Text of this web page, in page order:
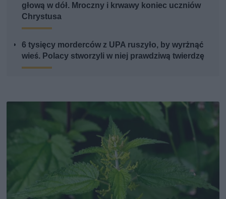
głową w dół. Mroczny i krwawy koniec uczniów
Chrystusa
6 tysięcy morderców z UPA ruszyło, by wyrżnąć
wieś. Polacy stworzyli w niej prawdziwą twierdzę